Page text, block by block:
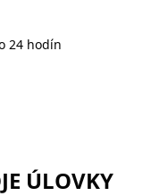
24 hodín
ÚLOVKY